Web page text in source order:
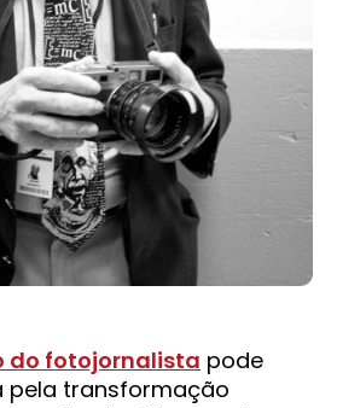
do fotojornalista pode
pela transformação